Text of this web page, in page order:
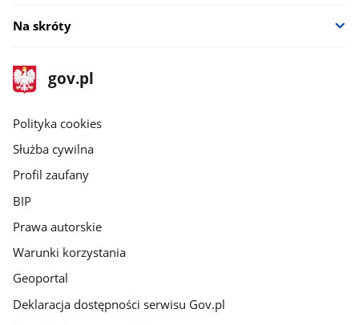
Na skróty
stopka
gov.pl
Strona
gov.pl
gov.pl
Polityka cookies
Służba cywilna
Profil zaufany
BIP
Prawa autorskie
Warunki korzystania
Geoportal
Deklaracja dostępności serwisu Gov.pl